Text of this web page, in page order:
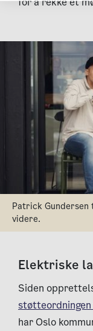
Patrick
videre.
Elektriske
Siden
har Oslo